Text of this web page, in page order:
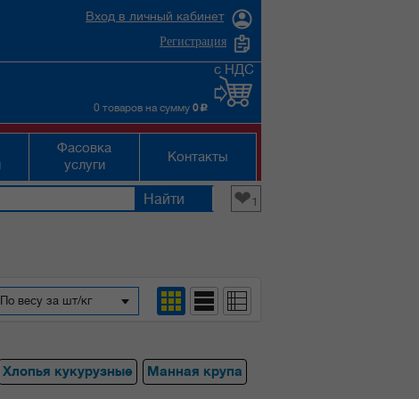
Вход в личный кабинет
Регистрация
0 товаров на сумму 0 c
с НДС
Фасовка
услуги
Контакты
❤1
По весу за шт/кг
Хлопья кукурузные
Манная крупа